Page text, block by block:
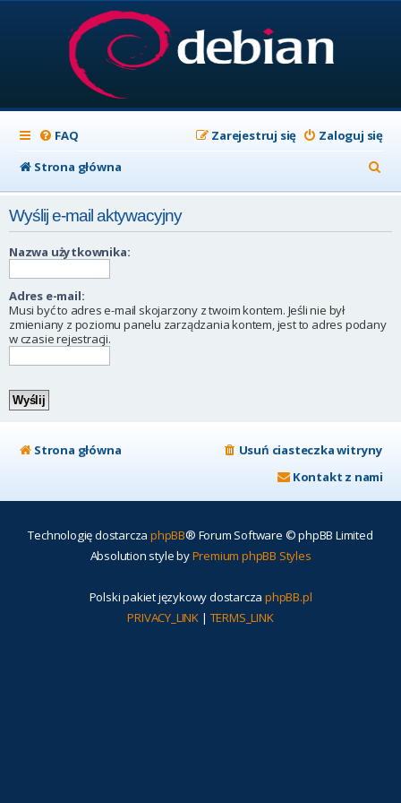
FAQ Zaloguj się
Zarejestruj się
Strona główna
z
Wyślij e-mail aktywacyjny
Nazwa użytkownika:
Adres e-mail:
Musi być to adres e-mail skojarzony z twoim kontem. Jeśli nie był
zmieniany z poziomu panelu zarządzania kontem, jest to adres podany
w czasie rejestracji.
Strona główna
Usuń ciasteczka witryny
Kontakt z nami
Technologię dostarcza phpBB® Forum Software © phpBB Limited
Absolution style byPremium phpBB Styles
Polski pakiet językowy dostarcza phpBB.pl
PRIVACY_LINK | TERMS_LINK